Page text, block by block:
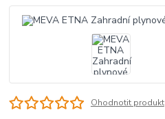
Ohodnotit produkt